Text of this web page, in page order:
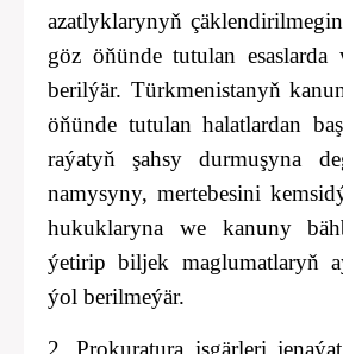
azatlyklarynyň
göz öňünde tutulan
berilýär. Türkmenistanyň
öňünde tutulan halatlardan
raýatyň şahsy durmuşyna
namysyny, mertebesini
hukuklaryna we kanuny
ýetirip biljek maglumatlaryň
ýol berilmeýär.
2. Prokuratura işgärleri